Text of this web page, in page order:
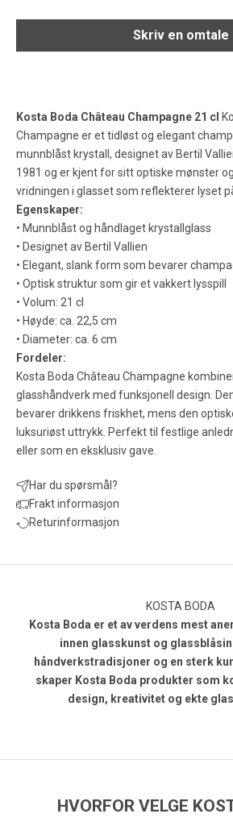
Skriv en omtale
Kosta Boda Château Champagne 21 cl
Champagne er et tidløst og elegant
munnblåst krystall, designet av Bertil
1981 og er kjent for sitt optiske mønster
vridningen i glasset som reflekterer lyset
Egenskaper:
• Munnblåst og håndlaget krystallglass
• Designet av Bertil Vallien
• Elegant, slank form som bevarer
• Optisk struktur som gir et vakkert lysspill
• Volum: 21 cl
• Høyde: ca. 22,5 cm
• Diameter: ca. 6 cm
Fordeler:
Kosta Boda Château Champagne
glasshåndverk med funksjonell design.
bevarer drikkens friskhet, mens den
luksuriøst uttrykk. Perfekt til festlige
eller som en eksklusiv gave.
Har du spørsmål?
Frakt informasjon
Returinformasjon
KOSTA BODA
Kosta Boda er et av verdens mest
innen glasskunst og
håndverkstradisjoner og en sterk
skaper Kosta Boda produkter som
design, kreativitet og ekte
HVORFOR VELGE